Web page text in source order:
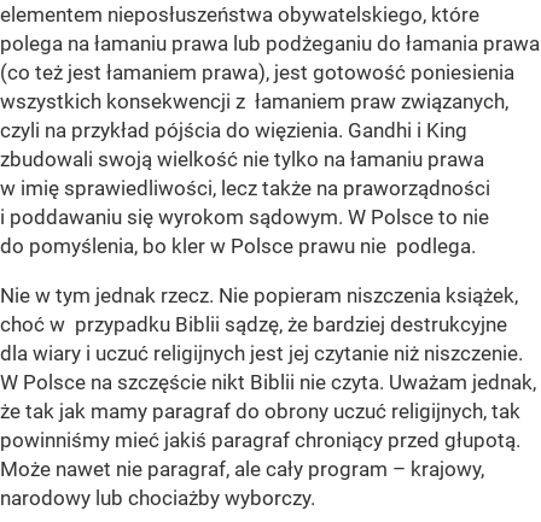
elementem nieposłuszeństwa obywatelskiego, które
polega na łamaniu prawa lub podżeganiu do łamania prawa
(co też jest łamaniem prawa), jest gotowość poniesienia
wszystkich konsekwencji z łamaniem praw związanych,
czyli na przykład pójścia do więzienia. Gandhi i King
zbudowali swoją wielkość nie tylko na łamaniu prawa
w imię sprawiedliwości, lecz także na praworządności
i poddawaniu się wyrokom sądowym. W Polsce to nie
do pomyślenia, bo kler w Polsce prawu nie podlega.
Nie w tym jednak rzecz. Nie popieram niszczenia książek,
choć w przypadku Biblii sądzę, że bardziej destrukcyjne
dla wiary i uczuć religijnych jest jej czytanie niż niszczenie.
W Polsce na szczęście nikt Biblii nie czyta. Uważam jednak,
że tak jak mamy paragraf do obrony uczuć religijnych, tak
powinniśmy mieć jakiś paragraf chroniący przed głupotą.
Może nawet nie paragraf, ale cały program – krajowy,
narodowy lub chociażby wyborczy.